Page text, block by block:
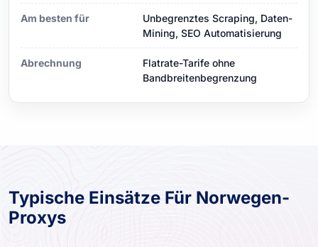
Am besten für
Unbegrenztes Scraping, Daten-
Mining, SEO Automatisierung
Abrechnung
Flatrate-Tarife ohne
Bandbreitenbegrenzung
Typische Einsätze Für Norwegen-
Proxys